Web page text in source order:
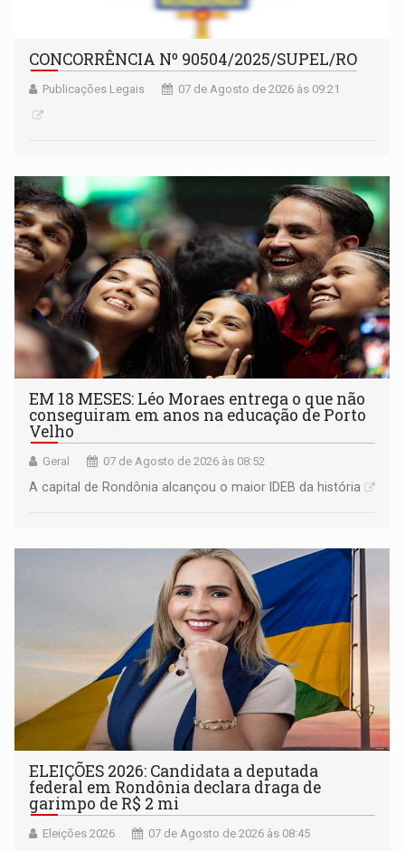
CONCORRÊNCIA Nº 90504/2025/SUPEL/RO
Publicações Legais 07 de Agosto de 2026 às 09:21
EM 18 MESES: Léo Moraes entrega o que não
conseguiram em anos na educação de Porto
Velho
Geral 07 de Agosto de 2026 às 08:52
A capital de Rondônia alcançou o maior IDEB da história
ELEIÇÕES 2026: Candidata a deputada
federal em Rondônia declara draga de
garimpo de R$ 2 mi
Eleições 2026 07 de Agosto de 2026 às 08:45